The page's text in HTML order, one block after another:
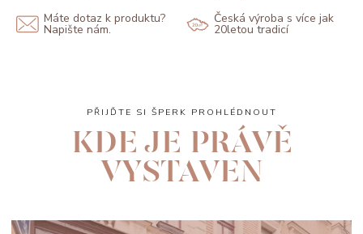
Máte dotaz k produktu?
Napište nám.
Česká výroba s více jak
20letou tradicí
PŘIJĎTE SI ŠPERK PROHLÉDNOUT
KDE JE PRÁVĚ
VYSTAVEN